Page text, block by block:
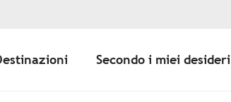
Secondo i miei desideri